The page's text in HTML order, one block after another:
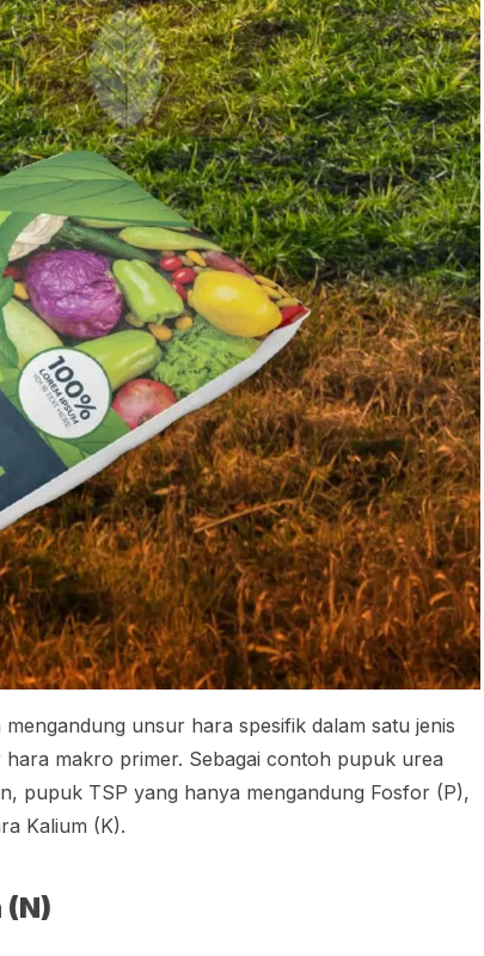
unsur hara spesifik dalam satu jenis
makro primer. Sebagai contoh pupuk urea
pupuk TSP yang hanya mengandung Fosfor (P),
Kalium (K).